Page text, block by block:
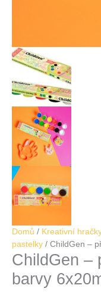
Domů / Kreativní
pastelky / ChildGen –
ChildGen –
barvy